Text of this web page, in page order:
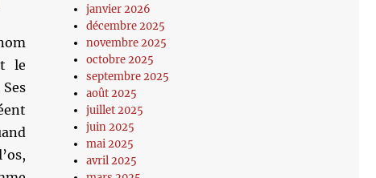
le
janvier 2026
décembre 2025
novembre 2025
octobre 2025
septembre 2025
août 2025
juillet 2025
juin 2025
mai 2025
avril 2025